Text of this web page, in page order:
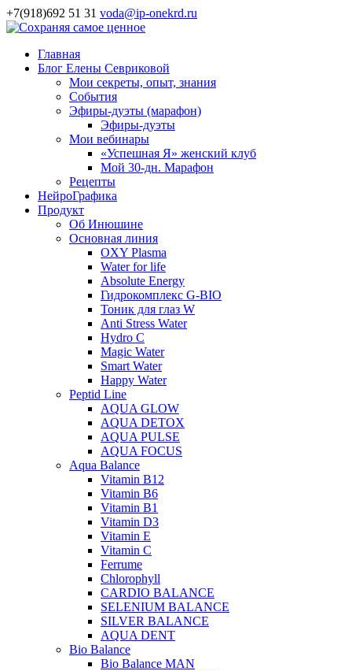
+7(918)692 51 31 voda@ip-onekrd.ru
Главная
Блог Елены Севриковой
Мои секреты, опыт, знания
События
Эфиры-дуэты (марафон)
Эфиры-дуэты
Мои вебинары
«Успешная Я» женский клуб
Мой 30-дн. Марафон
Рецепты
НейроГрафика
Продукт
Об Инюшине
Основная линия
OXY Plasma
Water for life
Absolute Energy
Гидрокомплекс G-BIO
Тоник для глаз W
Anti Stress Water
Hydro C
Magic Water
Smart Water
Happy Water
Peptid Line
AQUA GLOW
AQUA DETOX
AQUA PULSE
AQUA FOCUS
Aqua Balance
Vitamin B12
Vitamin B6
Vitamin B1
Vitamin D3
Vitamin E
Vitamin C
Ferrume
Chlorophyll
CARDIO BALANCE
SELENIUM BALANCE
SILVER BALANCE
AQUA DENT
Bio Balance
Bio Balance MAN